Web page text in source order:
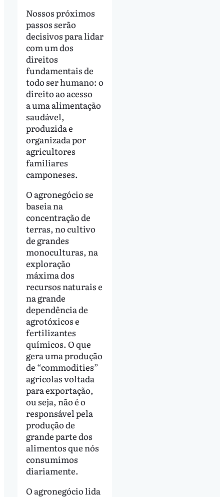
Nossos próximos
passos serão
decisivos para lidar
com um dos
direitos
fundamentais de
todo ser humano: o
direito ao acesso
a uma alimentação
saudável,
produzida e
organizada por
agricultores
familiares
camponeses.
O agronegócio se
baseia na
concentração de
terras, no cultivo
de grandes
monoculturas, na
exploração
máxima dos
recursos naturais e
na grande
dependência de
agrotóxicos e
fertilizantes
químicos. O que
gera uma produção
de “commodities”
agrícolas voltada
para exportação,
ou seja, não é o
responsável pela
produção de
grande parte dos
alimentos que nós
consumimos
diariamente.
O agronegócio lida